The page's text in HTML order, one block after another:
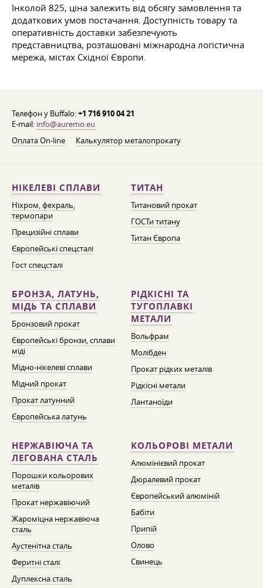
Інколой 825, ціна залежить від обсягу замовлення та
додаткових умов постачання. Доступність товару та
оперативність доставки забезпечують
представництва, розташовані міжнародна логістична
мережа, містах Східної Європи.
Телефон у Buffalo:+1 716 910 04 21
E-mail: info@auremo.eu
Оплата On-line
Калькулятор металопрокату
НІКЕЛЕВІ СПЛАВИ
Ніхром, фехраль,
термопари
Прецизійні сплави
Європейські спецсталі
Гост спецсталі
ТИТАН
Титановий прокат
ГОСТи титану
Титан Європа
БРОНЗА, ЛАТУНЬ,
МІДЬ ТА СПЛАВИ
Бронзовий прокат
Європейські бронзи, сплави
міді
Мідно-нікелеві сплави
Мідний прокат
Прокат латунний
Європейська латунь
РІДКІСНІ ТА
ТУГОПЛАВКІ
МЕТАЛИ
Вольфрам
Молібден
Прокат рідких металів
Рідкісні метали
Лантаноїди
НЕРЖАВІЮЧА ТА
ЛЕГОВАНА СТАЛЬ
Порошки кольорових
металів
Прокат нержавіючий
Жароміцна нержавіюча
сталь
Аустенітна сталь
Феритні сталі
Дуплексна сталь
КОЛЬОРОВІ МЕТАЛИ
Алюмінієвий прокат
Дюралевий прокат
Європейський алюміній
Бабіти
Припій
Олово
Свинець